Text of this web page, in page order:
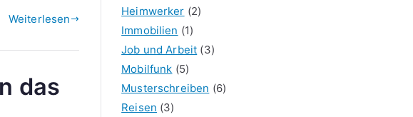
Weiterlesen
das
Heimwerker (2)
Immobilien (1)
Job und Arbeit (3)
Mobilfunk (5)
Musterschreiben (6)
Reisen (3)